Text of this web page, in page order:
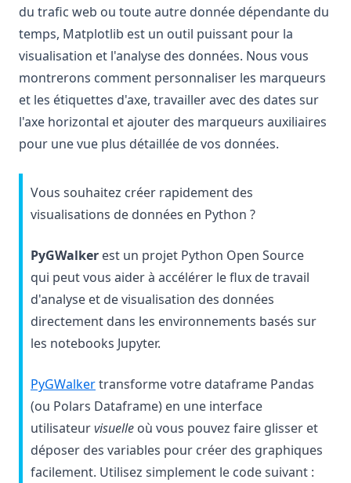
du trafic web ou toute autre donnée dépendante du
temps, Matplotlib est un outil puissant pour la
visualisation et l'analyse des données. Nous vous
montrerons comment personnaliser les marqueurs
et les étiquettes d'axe, travailler avec des dates sur
l'axe horizontal et ajouter des marqueurs auxiliaires
pour une vue plus détaillée de vos données.
Vous souhaitez créer rapidement des
visualisations de données en Python ?
PyGWalker est un projet Python Open Source
qui peut vous aider à accélérer le flux de travail
d'analyse et de visualisation des données
directement dans les environnements basés sur
les notebooks Jupyter.
PyGWalker(opens in a new tab)
transforme votre dataframe Pandas
(ou Polars Dataframe) en une interface
utilisateurvisuelle où vous pouvez faire glisser et
déposer des variables pour créer des graphiques
facilement. Utilisez simplement le code suivant :